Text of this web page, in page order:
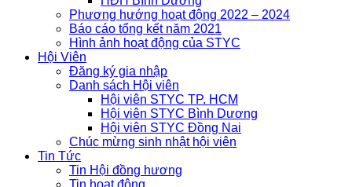
Phương hướng hoạt động 2022 – 2024
Báo cáo tổng kết năm 2021
Hình ảnh hoạt động của STYC
Hội Viên
Đăng ký gia nhập
Danh sách Hội viên
Hội viên STYC TP. HCM
Hội viên STYC Bình Dương
Hội viên STYC Đồng Nai
Chúc mừng sinh nhật hội viên
Tin Tức
Tin Hội đồng hương
Tin hoạt động